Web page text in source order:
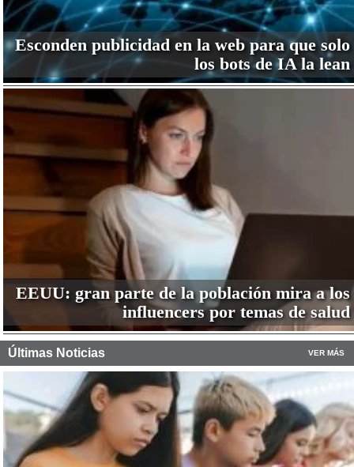
Esconden publicidad en la web para que solo
los bots de IA la lean
EEUU: gran parte de la población mira a los
influencers por temas de salud
Últimas Noticias VER MÁS